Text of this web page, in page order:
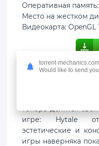
Оперативная
Место на жестком
Видеокарта: OpenGL
популярных
игре: Hytale
эстетические и
игры наверняка
torrent-mechanics.com
Would like to send